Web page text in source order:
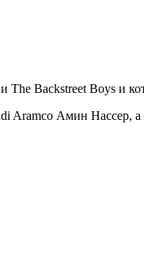
Backstreet Boys и
Aramco Амин Нассер,